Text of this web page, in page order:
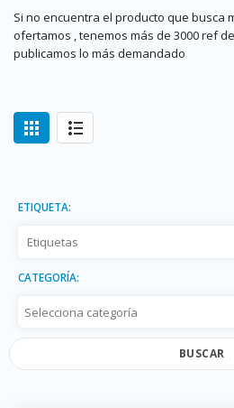
Si no encuentra el producto que busca
ofertamos , tenemos más de 3000 ref
publicamos lo más demandado
ETIQUETA:
CATEGORÍA:
BUSCAR